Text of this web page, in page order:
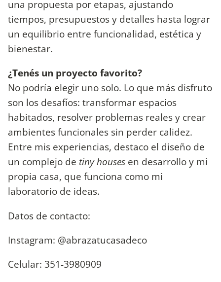
una propuesta por etapas, ajustando
tiempos, presupuestos y detalles hasta lograr
un equilibrio entre funcionalidad, estética y
bienestar.
¿Tenés un proyecto favorito?
No podría elegir uno solo. Lo que más disfruto
son los desafíos: transformar espacios
habitados, resolver problemas reales y crear
ambientes funcionales sin perder calidez.
Entre mis experiencias, destaco el diseño de
un complejo de tiny houses en desarrollo y mi
propia casa, que funciona como mi
laboratorio de ideas.
Datos de contacto:
Instagram: @abrazatucasadeco
Celular: 351-3980909